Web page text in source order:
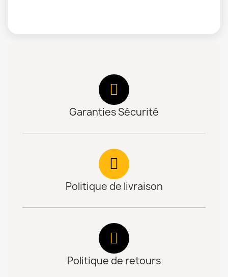
Garanties Sécurité
Politique de livraison
Politique de retours